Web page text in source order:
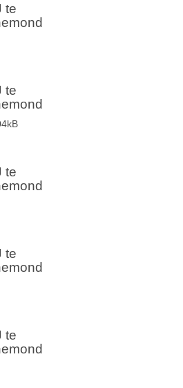
te
te
te
te
te